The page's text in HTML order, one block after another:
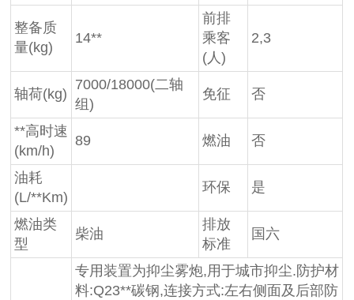
整备质
量(kg)
14**
前排
乘客
(人)
2,3
轴荷(kg)
7000/18000(二轴
组)
免征 否
**高时速
(km/h)
89 燃油 否
油耗
(L/**Km)
环保 是
燃油类
型
柴油
排放
标准
国六
专用装置为抑尘雾炮,用于城市抑尘.防护材
料:Q23**碳钢,连接方式:左右侧面及后部防